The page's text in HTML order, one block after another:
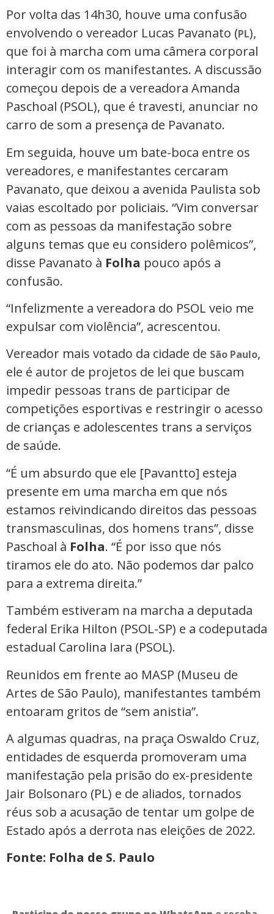
Por volta das 14h30, houve uma confusão
envolvendo o vereador Lucas Pavanato (PL),
que foi à marcha com uma câmera corporal
interagir com os manifestantes. A discussão
começou depois de a vereadora Amanda
Paschoal (PSOL), que é travesti, anunciar no
carro de som a presença de Pavanato.
Em seguida, houve um bate-boca entre os
vereadores, e manifestantes cercaram
Pavanato, que deixou a avenida Paulista sob
vaias escoltado por policiais. “Vim conversar
com as pessoas da manifestação sobre
alguns temas que eu considero polêmicos”,
disse Pavanato à Folha pouco após a
confusão.
“Infelizmente a vereadora do PSOL veio me
expulsar com violência”, acrescentou.
Vereador mais votado da cidade de São Paulo,
ele é autor de projetos de lei que buscam
impedir pessoas trans de participar de
competições esportivas e restringir o acesso
de crianças e adolescentes trans a serviços
de saúde.
“É um absurdo que ele [Pavantto] esteja
presente em uma marcha em que nós
estamos reivindicando direitos das pessoas
transmasculinas, dos homens trans”, disse
Paschoal à Folha. “É por isso que nós
tiramos ele do ato. Não podemos dar palco
para a extrema direita.”
Também estiveram na marcha a deputada
federal Erika Hilton (PSOL-SP) e a codeputada
estadual Carolina Iara (PSOL).
Reunidos em frente ao MASP (Museu de
Artes de São Paulo), manifestantes também
entoaram gritos de “sem anistia”.
A algumas quadras, na praça Oswaldo Cruz,
entidades de esquerda promoveram uma
manifestação pela prisão do ex-presidente
Jair Bolsonaro (PL) e de aliados, tornados
réus sob a acusação de tentar um golpe de
Estado após a derrota nas eleições de 2022.
Fonte: Folha de S. Paulo